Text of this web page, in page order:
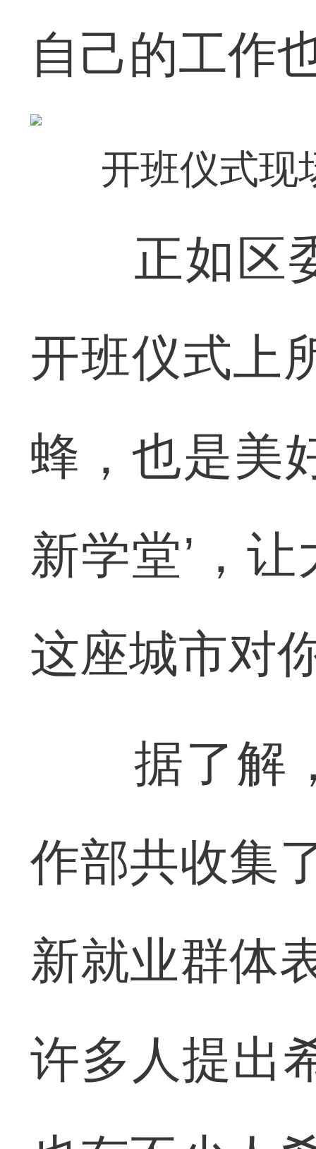
自己的工作
开班仪式现
正如区委
开班仪式上
蜂，也是美
新学堂’，
这座城市对
据了解，
作部共收集
新就业群体
许多人提出